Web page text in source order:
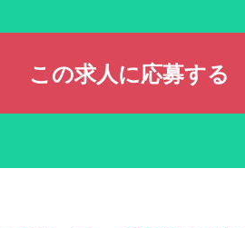
この求人に応募する